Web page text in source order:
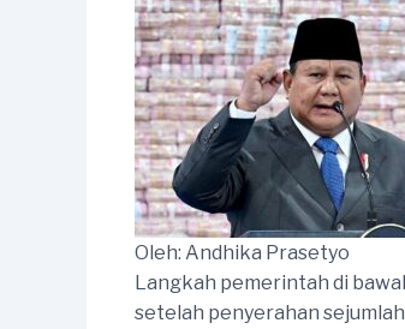
Oleh: Andhika Prasetyo
Langkah pemerintah di
setelah penyerahan